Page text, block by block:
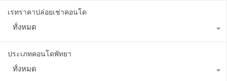
เรทราคาปล่อยเช่าคอนโด
ทั้งหมด
ประเภทคอนโดพัทยา
ทั้งหมด